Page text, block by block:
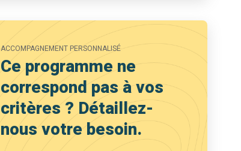
ACCOMPAGNEMENT PERSONNALISÉ
Ce programme ne
correspond pas à vos
critères ? Détaillez-
nous votre besoin.